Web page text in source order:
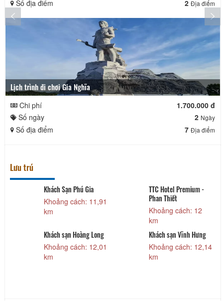
Số địa điểm 2 Địa điểm
Lịch trình đi chơi Gia Nghĩa
Chi phí
1.700.000 đ
Số ngày
2 Ngày
Số địa điểm 7 Địa điểm
Lưu trú
Khách Sạn Phú Gia
Khoảng cách: 11,91
km
TTC Hotel Premium -
Phan Thiết
Khoảng cách: 12
km
Khách sạn Hoàng Long
Khoảng cách: 12,01
km
Khách sạn Vĩnh Hưng
Khoảng cách: 12,14
km